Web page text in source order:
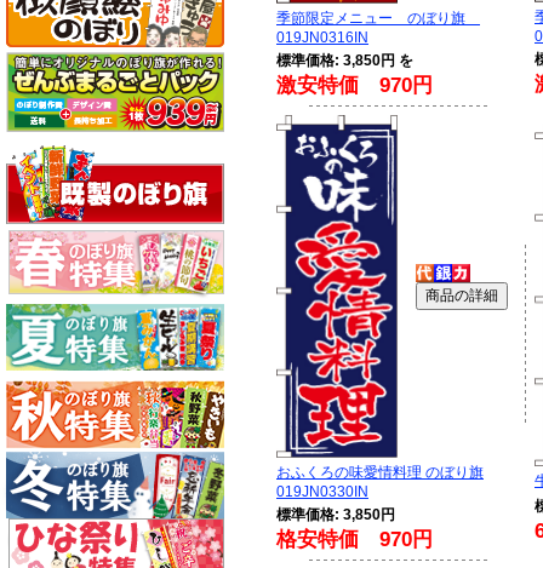
季節限定メニュー のぼり旗
019JN0316IN
標準価格: 3,850円 を
激安特価 970円
おふくろの味愛情料理 のぼり旗
019JN0330IN
標準価格: 3,850円
格安特価 970円